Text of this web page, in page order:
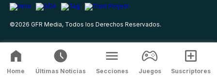
©2026 GFR Media, Todos los Derechos Reservados.
Home Últimas Noticias Secciones Juegos Suscriptores